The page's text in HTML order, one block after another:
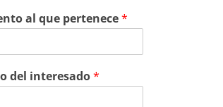
al que pertenece*
del interesado*